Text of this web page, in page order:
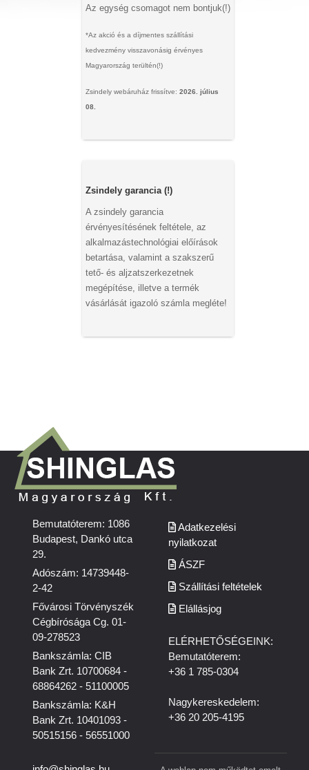
Az egység csomagot nem bontjuk(!)
*Az akció és a díjmentes szállítási
kedvezmény visszavonásig érvényes
Magyarország terültén(!)
Zsindely webáruház frissítve: 2026. július
08.
Zsindely garancia (!)
A zsindely garancia
érvényesítésének feltétele, az
alkalmazástechnológiai előírások
betartása, valamint a szakszerű
tető- és aljzatszerkezetnek
megépítése, illetve a termék
vásárlását igazoló számla megléte!
Bemutatóterem: 1086
Budapest, Dankó utca
29.
Adószám: 14739448-
2-42
Fővárosi Törvényszék
Cégbírósága Cg. 01-
09-278523
Bankszámla: CIB
Bank Zrt. 10700684 -
68864262 - 51100005
Bankszámla: K&H
Bank Zrt. 10401093 -
50515156 - 56551000
Adatkezelési
nyilatkozat
ÁSZF
Szállítási feltételek
Elállásjog
ELÉRHETŐSÉGEINK:
Bemutatóterem:
+36 1 785-0304
Nagykereskedelem:
+36 20 205-4195